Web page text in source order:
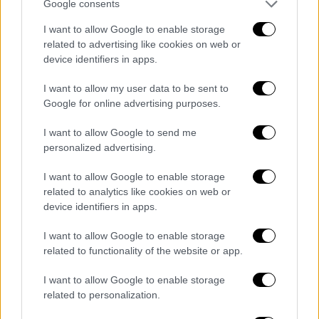
Google consents
I want to allow Google to enable storage
related to advertising like cookies on web or
device identifiers in apps.
I want to allow my user data to be sent to
Google for online advertising purposes.
I want to allow Google to send me
personalized advertising.
I want to allow Google to enable storage
related to analytics like cookies on web or
device identifiers in apps.
I want to allow Google to enable storage
related to functionality of the website or app.
I want to allow Google to enable storage
related to personalization.
έως το 125ο χιλιόμετρο της εθνικής οδού,
όπου τα αυτοκίνητα κινούνταν κανονικά
στον βασικό άξονα τηςΠΑΘΕ.
Σοβαρές καθυστερήσεις στη γέφυρα
Μαρτίνου